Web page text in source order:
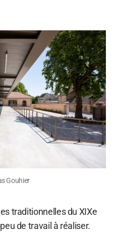
Gouhier
traditionnelles du XIXe
de travail à réaliser.